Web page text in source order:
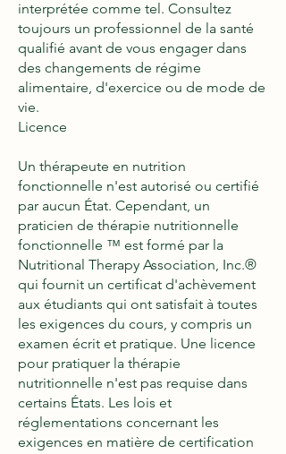
interprétée comme tel. Consultez
toujours un professionnel de la santé
qualifié avant de vous engager dans
des changements de régime
alimentaire, d'exercice ou de mode de
vie.
Licence
Un thérapeute en nutrition
fonctionnelle n'est autorisé ou certifié
par aucun État. Cependant, un
praticien de thérapie nutritionnelle
fonctionnelle ™ est formé par la
Nutritional Therapy Association, Inc.®
qui fournit un certificat d'achèvement
aux étudiants qui ont satisfait à toutes
les exigences du cours, y compris un
examen écrit et pratique. Une licence
pour pratiquer la thérapie
nutritionnelle n'est pas requise dans
certains États. Les lois et
réglementations concernant les
exigences en matière de certification